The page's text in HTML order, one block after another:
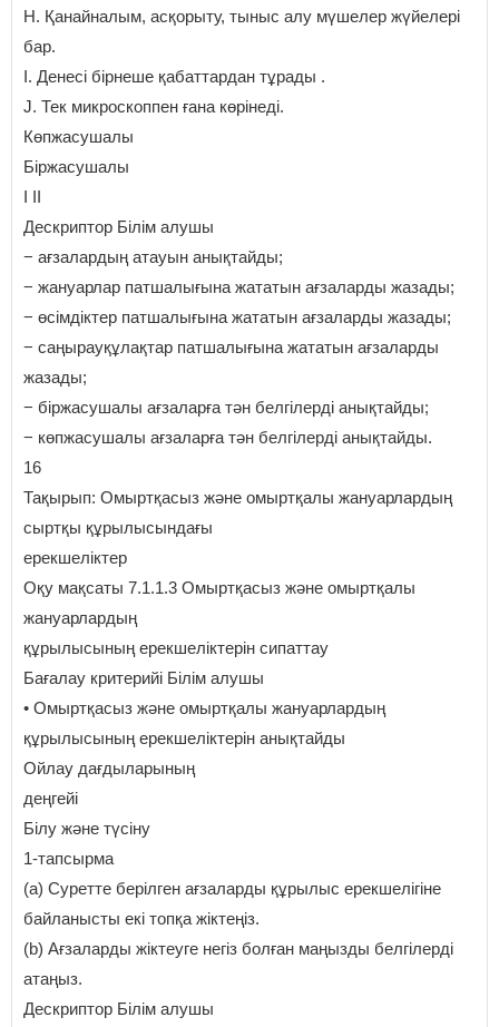
H. Қанайналым, асқорыту, тыныс алу мүшелер жүйелері
бар.
I. Денесі бірнеше қабаттардан тұрады .
J. Тек микроскоппен ғана көрінеді.
Көпжасушалы
Біржасушалы
І ІІ
Дескриптор Білім алушы
− ағзалардың атауын анықтайды;
− жануарлар патшалығына жататын ағзаларды жазады;
− өсімдіктер патшалығына жататын ағзаларды жазады;
− саңырауқұлақтар патшалығына жататын ағзаларды
жазады;
− біржасушалы ағзаларға тән белгілерді анықтайды;
− көпжасушалы ағзаларға тән белгілерді анықтайды.
16
Тақырып: Омыртқасыз және омыртқалы жануарлардың
сыртқы құрылысындағы
ерекшеліктер
Оқу мақсаты 7.1.1.3 Омыртқасыз және омыртқалы
жануарлардың
құрылысының ерекшеліктерін сипаттау
Бағалау критерийі Білім алушы
• Омыртқасыз және омыртқалы жануарлардың
құрылысының ерекшеліктерін анықтайды
Ойлау дағдыларының
деңгейі
Білу және түсіну
1-тапсырма
(а) Суретте берілген ағзаларды құрылыс ерекшелігіне
байланысты екі топқа жіктеңіз.
(b) Ағзаларды жіктеуге негіз болған маңызды белгілерді
атаңыз.
Дескриптор Білім алушы